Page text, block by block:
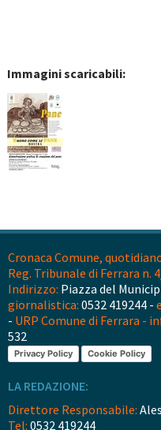
Immagini scaricabili:
Cronaca Comune,
Reg. Tribunale di Ferrara n.
Indirizzo: Piazza del
giornalistica: 0532 419244 -
- URP Comune di Ferrara -
532
Privacy Policy Cookie Policy
LA REDAZIONE:
Direttore Responsabile:
Tel: 0532 419244